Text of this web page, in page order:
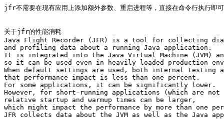
jfr不需要在现有应用上添加额外参数、重启进程等，直接在命令行执行即
关于jfr的性能消耗
Java Flight Recorder (JFR) is a tool for collecting
and profiling data about a running Java application.
It is integrated into the Java Virtual Machine (JVM)
so it can be used even in heavily loaded production
When default settings are used, both internal testing
that performance impact is less than one percent.
For some applications, it can be significantly lower.
However, for short-running applications (which are
relative startup and warmup times can be larger,
which might impact the performance by more than one
JFR collects data about the JVM as well as the